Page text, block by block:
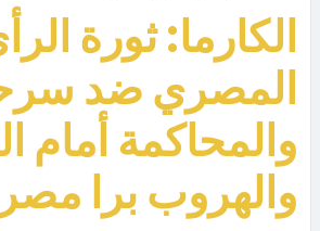
الكارما: ثورة
المصري ضد
والمحاكمة أمام
والهروب برا مصر